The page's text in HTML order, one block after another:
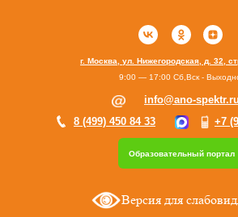
Образовательный портал
г. Москва, ул. Нижегородская, д. 32,
+7
8 (499) 450 84 33
info@ano-spektr.ru
9:00 — 17:00 Сб,Вск -
Версия для